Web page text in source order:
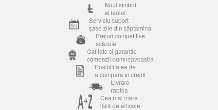
Noul simbol
al leului
Serviciu suport
șase zile din săptamina
Prețuri competitive
scăzute
Calitate si garantie
comenzii dumneavoastra
Posibilitatea de
a cumpara in credit
Livrare
rapida
Cea mai mare
listă de articole